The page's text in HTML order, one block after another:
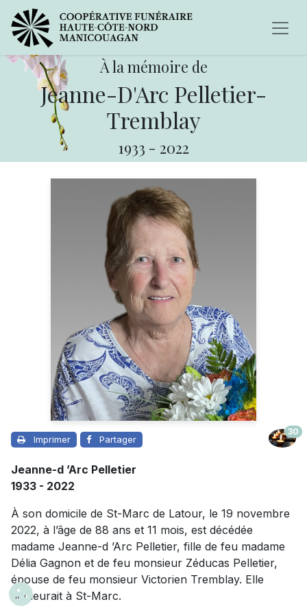
À la mémoire de
Jeanne-D'Arc Pelletier-
Tremblay
1933 - 2022
Imprimer Partager
30
Jeanne-d ’Arc Pelletier
1933 - 2022
À son domicile de St-Marc de Latour, le 19 novembre
2022, à l’âge de 88 ans et 11 mois, est décédée
madame Jeanne-d ’Arc Pelletier, fille de feu madame
Délia Gagnon et de feu monsieur Zéducas Pelletier,
épouse de feu monsieur Victorien Tremblay. Elle
demeurait à St-Marc.